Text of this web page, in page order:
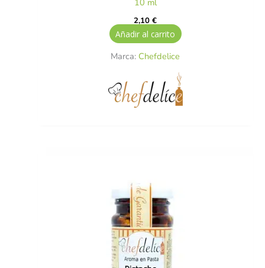
10 ml
2,10€
Añadir al carrito
Marca: Chefdelice